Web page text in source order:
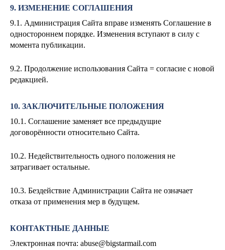
9. ИЗМЕНЕНИЕ СОГЛАШЕНИЯ
9.1. Администрация Сайта вправе изменять Соглашение в
одностороннем порядке. Изменения вступают в силу с
момента публикации.
9.2. Продолжение использования Сайта = согласие с новой
редакцией.
10. ЗАКЛЮЧИТЕЛЬНЫЕ ПОЛОЖЕНИЯ
10.1. Соглашение заменяет все предыдущие
договорённости относительно Сайта.
10.2. Недействительность одного положения не
затрагивает остальные.
10.3. Бездействие Администрации Сайта не означает
отказа от применения мер в будущем.
КОНТАКТНЫЕ ДАННЫЕ
Электронная почта: abuse@bigstarmail.com